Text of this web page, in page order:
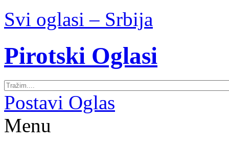
Svi oglasi – Srbija
Pirotski Oglasi
Postavi Oglas
Menu